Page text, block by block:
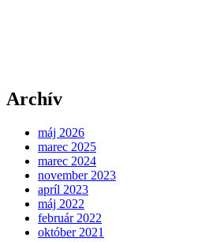
Archív
máj 2026
marec 2025
marec 2024
november 2023
apríl 2023
máj 2022
február 2022
október 2021